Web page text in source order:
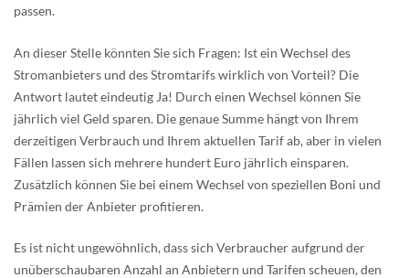
passen.
An dieser Stelle könnten Sie sich Fragen: Ist ein Wechsel des
Stromanbieters und des Stromtarifs wirklich von Vorteil? Die
Antwort lautet eindeutig Ja! Durch einen Wechsel können Sie
jährlich viel Geld sparen. Die genaue Summe hängt von Ihrem
derzeitigen Verbrauch und Ihrem aktuellen Tarif ab, aber in vielen
Fällen lassen sich mehrere hundert Euro jährlich einsparen.
Zusätzlich können Sie bei einem Wechsel von speziellen Boni und
Prämien der Anbieter profitieren.
Es ist nicht ungewöhnlich, dass sich Verbraucher aufgrund der
unüberschaubaren Anzahl an Anbietern und Tarifen scheuen, den